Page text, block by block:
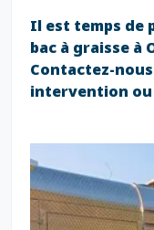
Il est temps de
bac à graisse à
Contactez-
intervention